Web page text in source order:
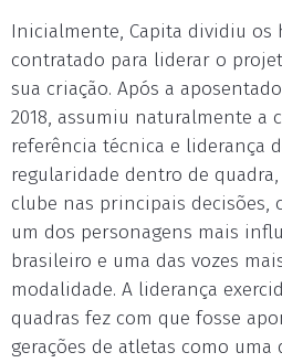
Inicialmente, Capita dividiu os
contratado para liderar o
sua criação. Após a
2018, assumiu naturalmente a
referência técnica e liderança
regularidade dentro de
clube nas principais decisões,
um dos personagens mais
brasileiro e uma das vozes
modalidade. A liderança
quadras fez com que fosse
gerações de atletas como uma